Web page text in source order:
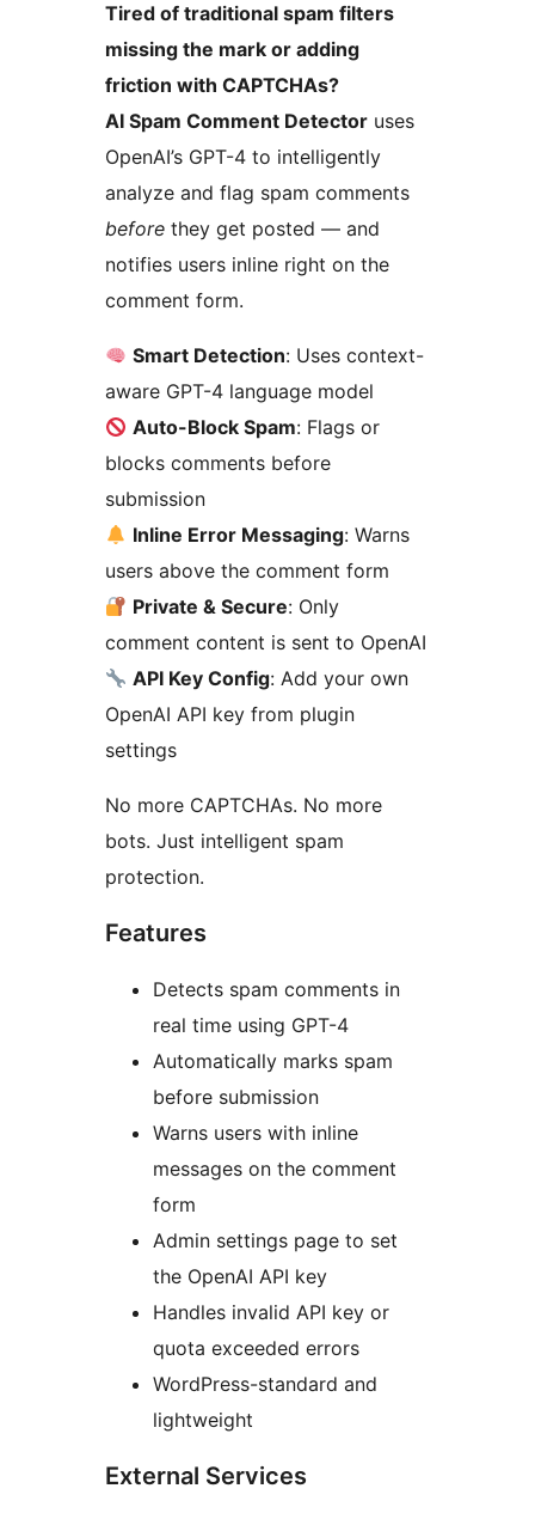
Tired of traditional spam filters
missing the mark or adding
friction with CAPTCHAs?
AI Spam Comment Detector uses
OpenAI’s GPT-4 to intelligently
analyze and flag spam comments
before they get posted — and
notifies users inline right on the
comment form.
Smart Detection: Uses context-
aware GPT-4 language model
Auto-Block Spam: Flags or
blocks comments before
submission
Inline Error Messaging: Warns
users above the comment form
Private & Secure: Only
comment content is sent to OpenAI
API Key Config: Add your own
OpenAI API key from plugin
settings
No more CAPTCHAs. No more
bots. Just intelligent spam
protection.
Features
Detects spam comments in
real time using GPT-4
Automatically marks spam
before submission
Warns users with inline
messages on the comment
form
Admin settings page to set
the OpenAI API key
Handles invalid API key or
quota exceeded errors
WordPress-standard and
lightweight
External Services